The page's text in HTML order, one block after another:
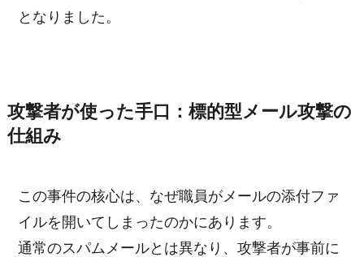
となりました。
攻撃者が使った手口：標的型メール攻撃の
仕組み
この事件の核心は、なぜ職員がメールの添付ファ
イルを開いてしまったのかにあります。
通常のスパムメールとは異なり、攻撃者が事前に